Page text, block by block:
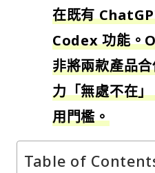
在既有
Codex 功能。
非將兩款產品
力「無處不在
用門檻。
Table of